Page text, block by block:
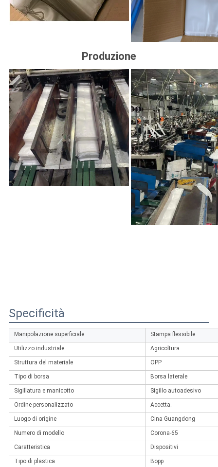
Produzione
Specificità
Manipolazione superficiale Stampa flessibile
Utilizzo industriale Agricoltura
Struttura del materiale OPP
Tipo di borsa Borsa laterale
Sigillatura e manicotto Sigillo autoadesivo
Ordine personalizzato Accetta.
Luogo di origine Cina Guangdong
Numero di modello Corona-65
Caratteristica Dispositivi
Tipo di plastica Bopp